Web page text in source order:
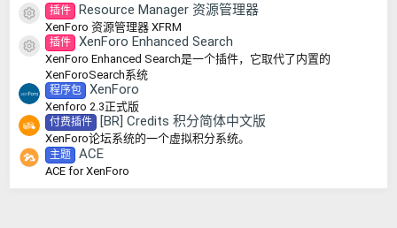
资源图标
插件 Resource Manager 资源管理器
XenForo 资源管理器 XFRM
资源图标
插件 XenForo Enhanced Search
XenForo Enhanced Search是一个插件，它取代了内置的
XenForoSearch系统
程序包 XenForo
Xenforo 2.3正式版
付费插件 [BR] Credits 积分简体中文版
XenForo论坛系统的一个虚拟积分系统。
主题 ACE
ACE for XenForo